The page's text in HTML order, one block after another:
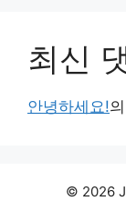
최신
안녕하세요!의
© 2026